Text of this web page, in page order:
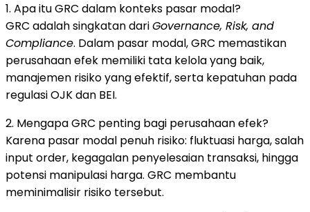
1. Apa itu GRC dalam konteks pasar modal?
GRC adalah singkatan dariGovernance, Risk, and
Compliance. Dalam pasar modal, GRC memastikan
perusahaan efek memiliki tata kelola yang baik,
manajemen risiko yang efektif, serta kepatuhan pada
regulasi OJK dan BEI.
2. Mengapa GRC penting bagi perusahaan efek?
Karena pasar modal penuh risiko: fluktuasi harga, salah
input order, kegagalan penyelesaian transaksi, hingga
potensi manipulasi harga. GRC membantu
meminimalisir risiko tersebut.